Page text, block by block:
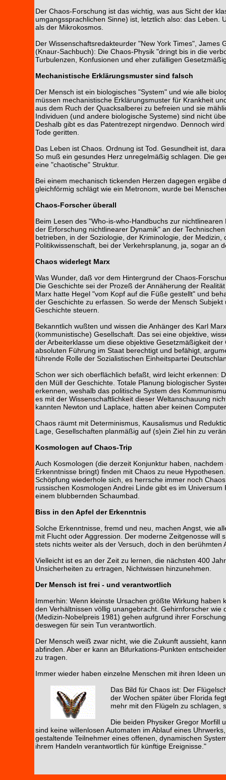
Der Chaos-Forschung ist das wichtig, was aus Sicht der
umgangssprachlichen Sinne) ist, letztlich also: das
als der Mikrokosmos.
Der Wissenschaftsredakteurder "New York Times",
(Knaur-Sachbuch): Die Chaos-Physik "dringt bis in die
Turbulenzen, Konfusionen und eher zufälligen
Mechanistische Erklärungsmuster sind falsch
Der Mensch ist ein biologisches "System" und wie alle
müssen mechanistische Erklärungsmuster für Krankheit
aus dem Ruch der Quacksalberei zu befreien und sie
Individuen (und andere biologische Systeme) sind nicht
Deshalb gibt es das Patentrezept nirgendwo. Dennoch
Tode geritten.
Das Leben ist Chaos. Ordnung ist Tod. Gesundheit ist,
So muß ein gesundes Herz unregelmäßig schlagen. Die
eine "chaotische" Struktur.
Bei einem mechanisch tickenden Herzen dagegen
gleichförmig schlägt wie ein Metronom, wurde bei
Chaos-Forscher überall
Beim Lesen des "Who-is-who-Handbuchs zur
der Erforschung nichtlinearer Dynamik" an der
betrieben, in der Soziologie, der Kriminologie, der
Politikwissenschaft, bei der Verkehrsplanung, ja, sogar an
Chaos widerlegt Marx
Was Wunder, daß vor dem Hintergrund der Chaos-
Die Geschichte sei der Prozeß der Annäherung der
Marx hatte Hegel "vom Kopf auf die Füße gestellt" und
der Geschichte zu erfassen. So werde der Mensch
Geschichte steuern.
Bekanntlich wußten und wissen die Anhänger des Karl
(kommunistische) Gesellschaft. Das sei eine objektive,
der Arbeiterklasse um diese objektive Gesetzmäßigkeit
absoluten Führung im Staat berechtigt und befähigt,
führende Rolle der Sozialistischen Einheitspartei
Schon wer sich oberflächlich befaßt, wird leicht erkennen:
den Müll der Geschichte. Totale Planung biologischer
erkennen, weshalb das politische System des
es mit der Wissenschaftlichkeit dieser Weltanschauung
kannten Newton und Laplace, hatten aber keinen
Chaos räumt mit Determinismus, Kausalismus und
Lage, Gesellschaften planmäßig auf (s)ein Ziel hin zu
Kosmologen auf Chaos-Trip
Auch Kosmologen (die derzeit Konjunktur haben,
Erkenntnisse bringt) finden mit Chaos zu neue
Schöpfung wiederhole sich, es herrsche immer noch
russischen Kosmologen Andrei Linde gibt es im
einem blubbernden Schaumbad.
Biss in den Apfel der Erkenntnis
Solche Erkenntnisse, fremd und neu, machen Angst, wie
mit Flucht oder Aggression. Der moderne Zeitgenosse
stets nichts weiter als der Versuch, doch in den
Vielleicht ist es an der Zeit zu lernen, die nächsten 400
Unsicherheiten zu ertragen, Nichtwissen hinzunehmen.
Der Mensch ist frei - und verantwortlich
Immerhin: Wenn kleinste Ursachen größte Wirkung
den Verhältnissen völlig unangebracht. Gehirnforscher
(Medizin-Nobelpreis 1981) gehen aufgrund ihrer
deswegen für sein Tun verantwortlich.
Der Mensch weiß zwar nicht, wie die Zukunft aussieht,
abfinden. Aber er kann an Bifurkations-Punkten
zu tragen.
Immer wieder haben einzelne Menschen mit ihren Ideen
Das Bild für Chaos ist: Der
der Wochen später über Florida
mehr mit den Flügeln zu schlagen,
Die beiden Physiker Gregor Morfill
sind keine willenlosen Automaten im Ablauf eines
gestaltende Teilnehmer eines offenen, dynamischen
ihrem Handeln verantwortlich für künftige Ereignisse."